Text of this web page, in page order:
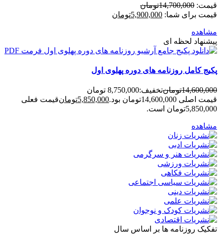
قیمت: 14,700,000تومان
قیمت برای شما: 5,900,000تومان
مشاهده
پیشنهاد لحظه ای
پکیج کامل روزنامه های دوره پهلوی اول
14,600,000تومانتخفیف:8,750,000 تومان
قیمت اصلی 14,600,000تومان بود.
5,850,000تومانقیمت فعلی
5,850,000تومان است.
مشاهده
تفکیک روزنامه ها بر اساس سال